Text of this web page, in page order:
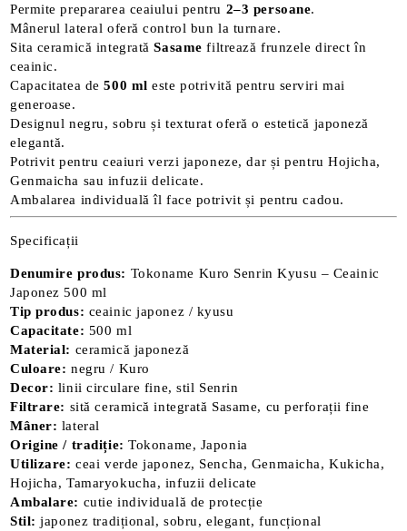
Permite prepararea ceaiului pentru 2–3 persoane.
Mânerul lateral oferă control bun la turnare.
Sita ceramică integratăSasame filtrează frunzele direct în
ceainic.
Capacitatea de500 ml este potrivită pentru serviri mai
generoase.
Designul negru, sobru și texturat oferă o estetică japoneză
elegantă.
Potrivit pentru ceaiuri verzi japoneze, dar și pentru Hojicha,
Genmaicha sau infuzii delicate.
Ambalarea individuală îl face potrivit și pentru cadou.
Specificații
Denumire produs: Tokoname Kuro Senrin Kyusu – Ceainic
Japonez 500 ml
Tip produs: ceainic japonez / kyusu
Capacitate: 500 ml
Material: ceramică japoneză
Culoare: negru / Kuro
Decor: linii circulare fine, stil Senrin
Filtrare: sită ceramică integrată Sasame, cu perforații fine
Mâner: lateral
Origine / tradiție: Tokoname, Japonia
Utilizare: ceai verde japonez, Sencha, Genmaicha, Kukicha,
Hojicha, Tamaryokucha, infuzii delicate
Ambalare: cutie individuală de protecție
Stil: japonez tradițional, sobru, elegant, funcțional